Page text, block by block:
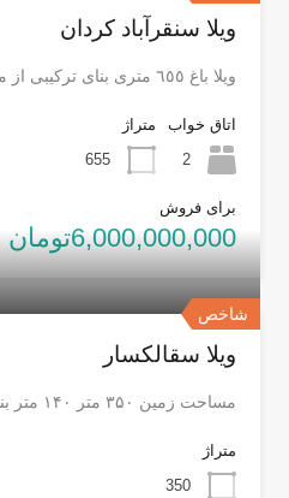
ویلا سنقرآباد کردان
ويلا باغ ٦٥٥ مترى بناى تركيبى از مدرن و كلاسيك…
اتاق خواب
2
متراژ
655
برای فروش
6,000,000,000تومان
شاخص
ویلا سقالکسار
مساحت زمین ۳۵۰ متر ۱۴۰ متر بنای نیمه کاره دوبلکس…
متراژ
350